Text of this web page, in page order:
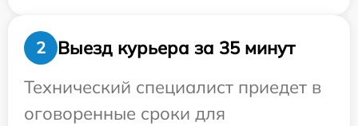
2
Выезд курьера за 35 минут
Технический специалист приедет в
оговоренные сроки для